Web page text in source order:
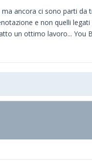
ancora ci sono parti da
e non quelli legati
un ottimo lavoro...